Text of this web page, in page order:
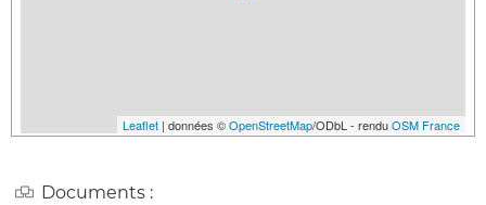
Leaflet | données ©OpenStreetMap/ODbL - renduOSM France
Documents :